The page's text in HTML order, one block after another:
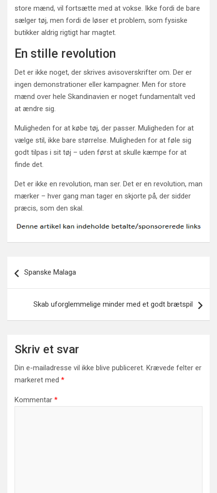
store mænd, vil fortsætte med at vokse. Ikke fordi de bare
sælger tøj, men fordi de løser et problem, som fysiske
butikker aldrig rigtigt har magtet.
En stille revolution
Det er ikke noget, der skrives avisoverskrifter om. Der er
ingen demonstrationer eller kampagner. Men for store
mænd over hele Skandinavien er noget fundamentalt ved
at ændre sig.
Muligheden for at købe tøj, der passer. Muligheden for at
vælge stil, ikke bare størrelse. Muligheden for at føle sig
godt tilpas i sit tøj – uden først at skulle kæmpe for at
finde det.
Det er ikke en revolution, man ser. Det er en revolution, man
mærker – hver gang man tager en skjorte på, der sidder
præcis, som den skal.
Spanske Malaga
Skab uforglemmelige minder med et godt brætspil
Skriv et svar
Din e-mailadresse vil ikke blive publiceret. Krævede felter er
markeret med *
Kommentar *